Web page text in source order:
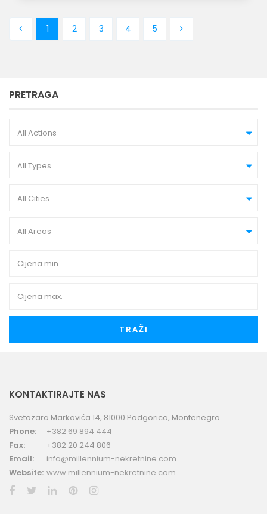
1 2 3 4 5
PRETRAGA
All Actions
All Types
All Cities
All Areas
TRAŽI
KONTAKTIRAJTE NAS
Svetozara Markovića 14, 81000 Podgorica, Montenegro
Phone:
+382 69 894 444
Fax:
+382 20 244 806
Email:
info@millennium-nekretnine.com
Website: www.millennium-nekretnine.com